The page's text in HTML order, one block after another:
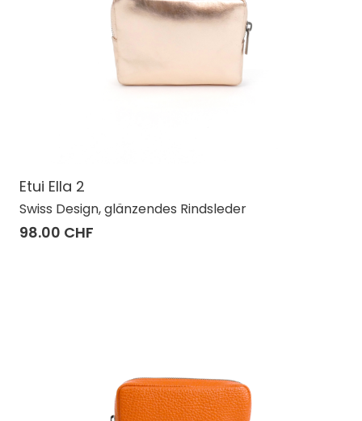
Etui Ella 2
Swiss Design, glänzendes Rindsleder
98.00 CHF